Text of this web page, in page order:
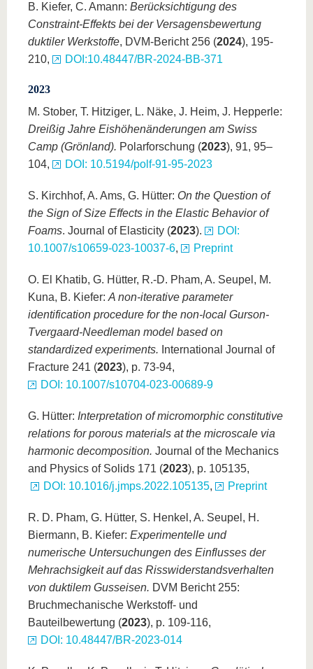
B. Kiefer, C. Amann: Berücksichtigung des
Constraint-Effekts bei der Versagensbewertung
duktiler Werkstoffe, DVM-Bericht 256 (2024), 195-
210,
DOI:10.48447/BR-2024-BB-371
2023
M. Stober, T. Hitziger, L. Näke, J. Heim, J. Hepperle:
Dreißig Jahre Eishöhenänderungen am Swiss
Camp (Grönland). Polarforschung (2023), 91, 95–
104,
DOI: 10.5194/polf-91-95-2023
S. Kirchhof, A. Ams, G. Hütter: On the Question of
the Sign of Size Effects in the Elastic Behavior of
Foams. Journal of Elasticity (2023).
DOI:
10.1007/s10659-023-10037-6, Preprint
O. El Khatib, G. Hütter, R.-D. Pham, A. Seupel, M.
Kuna, B. Kiefer: A non-iterative parameter
identification procedure for the non-local Gurson-
Tvergaard-Needleman model based on
standardized experiments. International Journal of
Fracture 241 (2023), p. 73-94,
DOI: 10.1007/s10704-023-00689-9
G. Hütter: Interpretation of micromorphic constitutive
relations for porous materials at the microscale via
harmonic decomposition. Journal of the Mechanics
and Physics of Solids 171 (2023), p. 105135,
DOI: 10.1016/j.jmps.2022.105135, Preprint
R. D. Pham, G. Hütter, S. Henkel, A. Seupel, H.
Biermann, B. Kiefer: Experimentelle und
numerische Untersuchungen des Einflusses der
Mehrachsigkeit auf das Risswiderstandsverhalten
von duktilem Gusseisen. DVM Bericht 255:
Bruchmechanische Werkstoff- und
Bauteilbewertung (2023), p. 109-116,
DOI: 10.48447/BR-2023-014